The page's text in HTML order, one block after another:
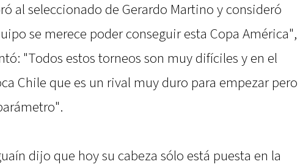
al seleccionado de Gerardo Martino y consideró
se merece poder conseguir esta Copa América",
"Todos estos torneos son muy difíciles y en el
Chile que es un rival muy duro para empezar pero
dijo que hoy su cabeza sólo está puesta en la